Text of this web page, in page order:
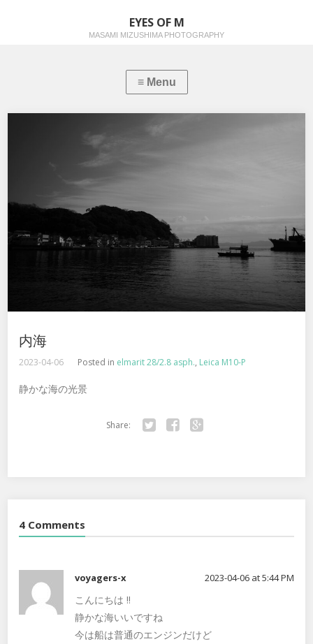
EYES OF M
MASAMI MIZUSHIMA PHOTOGRAPHY
内海
2023-04-06 Posted in elmarit 28/2.8 asph., Leica M10-P
静かな海の光景
Share:
4 Comments
voyagers-x 2023-04-06 at 5:44 PM
こんにちは ‼️
静かな海いいですね
今は船は普通のエンジンだけど